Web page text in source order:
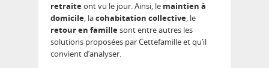
retraiteont vu le jour. Ainsi, le maintien à
domicile, lacohabitation collective, le
retour en famillesont entre autres les
solutions proposées par Cettefamille et qu’il
convient d’analyser.